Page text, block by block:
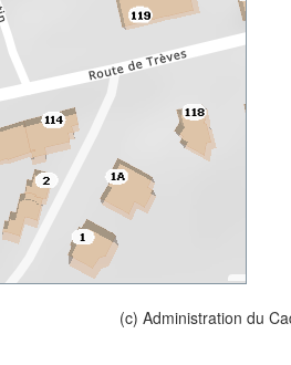
(c) Administration du